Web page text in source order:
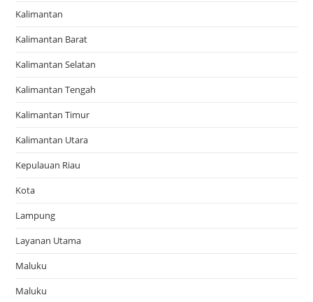
Kalimantan
Kalimantan Barat
Kalimantan Selatan
Kalimantan Tengah
Kalimantan Timur
Kalimantan Utara
Kepulauan Riau
Kota
Lampung
Layanan Utama
Maluku
Maluku